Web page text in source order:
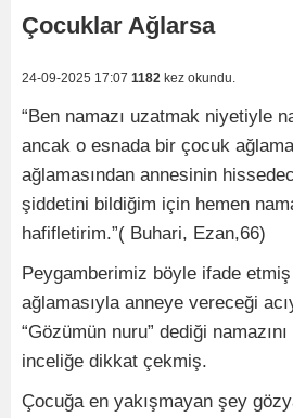
Çocuklar Ağlarsa
24-09-2025 17:07 1182 kez okundu.
“Ben namazı uzatmak niyetiyle
ancak o esnada bir çocuk
ağlamasından annesinin
şiddetini bildiğim için hemen
hafifletirim.”( Buhari, Ezan,66)
Peygamberimiz böyle ifade
ağlamasıyla anneye vereceği
“Gözümün nuru” dediği
inceliğe dikkat çekmiş.
Çocuğa en yakışmayan şey